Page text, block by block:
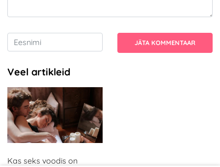
JÄTA KOMMENTAAR
Veel artikleid
Kas seks voodis on